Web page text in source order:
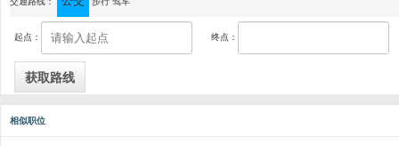
起点： 终点：
相似职位